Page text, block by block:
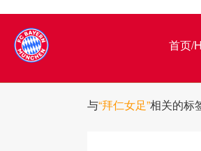
首页/
与“拜仁女足”相关的标